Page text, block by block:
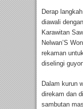
Derap
diawali
Karawitan
Nelwan’S
rekaman
diselingi
Dalam kurun
direkam dan
sambutan